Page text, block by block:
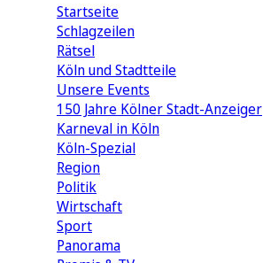
Startseite
Schlagzeilen
Rätsel
Köln und Stadtteile
Unsere Events
150 Jahre Kölner Stadt-Anzeiger
Karneval in Köln
Köln-Spezial
Region
Politik
Wirtschaft
Sport
Panorama